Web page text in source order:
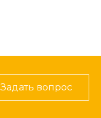
Задать вопрос